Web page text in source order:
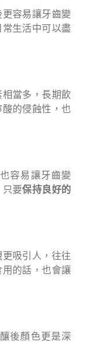
容易讓牙齒變
生活中可以盡
當多，長期飲
的侵蝕性，也
容易讓牙齒變
只要保持良好的
吸引人，往往
的話，也會讓
後顏色更是深